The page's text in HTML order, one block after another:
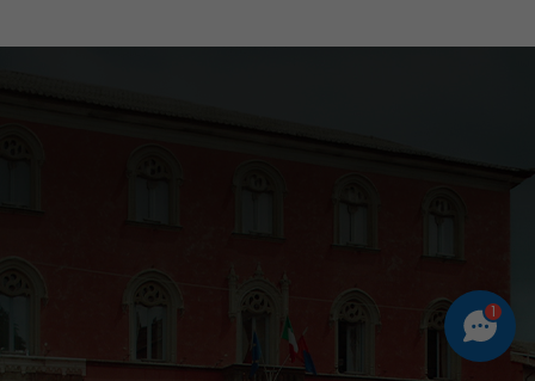
1